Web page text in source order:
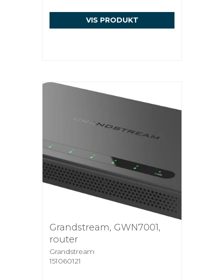
VIS PRODUKT
Grandstream, GWN7001,
router
Grandstream
151060121